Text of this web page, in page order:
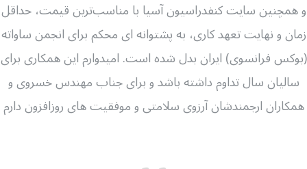
و همچنین سایت کنفدراسیون آسیا با مناسب‌ترین قیمت، حداقل
زمان و نهایت تعهد کاری، به پشتوانه ای محکم برای انجمن ساواته
(بوکس فرانسوی) ایران بدل شده است. امیدوارم این همکاری برای
سالیان سال تداوم داشته باشد و برای جناب مهندس خسروی و
همکاران ارجمندشان آرزوی سلامتی و موفقیت های روزافزون دارم